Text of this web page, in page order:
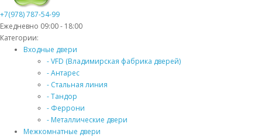
+7(978) 787-54-99
Ежедневно 09:00 - 18:00
Категории:
Входные двери
- VFD (Владимирская фабрика дверей)
- Антарес
- Стальная линия
- Тандор
- Феррони
- Металлические двери
Межкомнатные двери